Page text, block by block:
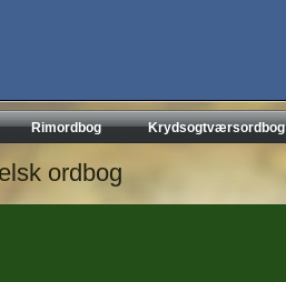
Rimordbog Krydsogtværsordbog
ordbog